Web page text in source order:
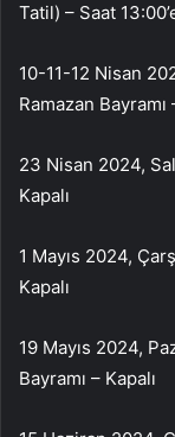
Tatil) – Saat
10-11-12 Nisan
Ramazan Bayramı
23 Nisan 2024,
Kapalı
1 Mayıs 2024,
Kapalı
19 Mayıs 2024,
Bayramı – Kapalı